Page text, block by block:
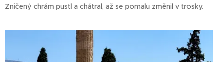
Zničený chrám pustl a chátral, až se pomalu změnil v trosky.